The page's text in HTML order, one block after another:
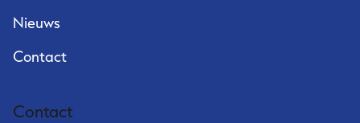
Nieuws
Contact
Contact